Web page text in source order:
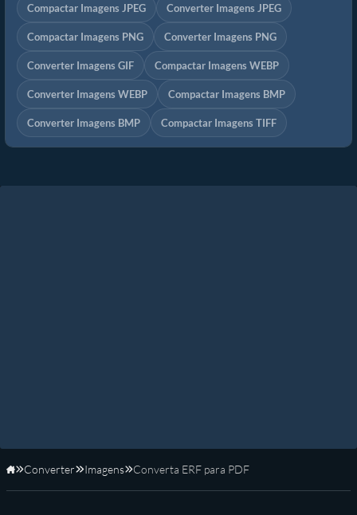
Compactar Imagens JPEG Converter Imagens JPEG
Compactar Imagens PNG Converter Imagens PNG
Converter Imagens GIF Compactar Imagens WEBP
Converter Imagens WEBP Compactar Imagens BMP
Converter Imagens BMP Compactar Imagens TIFF
Início
Converter Imagens Converta ERF para PDF